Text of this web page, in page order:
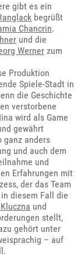
gibt es ein
begrüßt
Chancrin.
und die
Werner zum
Produktion
Spiele-Stadt in
die Geschichte
verstorbene
wird als Game
gewährt
ganz anders
und auch dem
und
Erfahrungen mit
der das Team
diesem Fall die
und
stellt,
gehört unter
– auf